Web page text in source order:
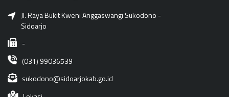
Jl. Raya Bukit Kweni Anggaswangi Sukodono -
Sidoarjo
-
(031) 99036539
sukodono@sidoarjokab.go.id